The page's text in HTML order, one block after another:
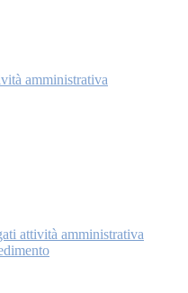
amministrativa
attività amministrativa